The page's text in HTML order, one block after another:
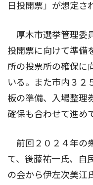
日投開票」が想定さ
厚木市選挙管理委
投開票に向けて準備
所の投票所の確保に
いる。また市内３２
板の準備、入場整理
確保も合わせて進め
前回２０２４年の
て、後藤祐一氏、自
の会から伊左次美江